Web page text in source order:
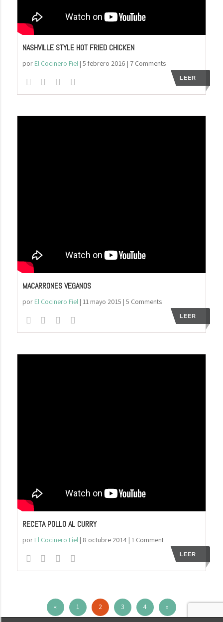
NASHVILLE STYLE HOT FRIED CHICKEN
por El Cocinero Fiel| 5 febrero 2016 | 7 Comments
LEER
MACARRONES VEGANOS
por El Cocinero Fiel| 11 mayo 2015 | 5 Comments
LEER
RECETA POLLO AL CURRY
por El Cocinero Fiel| 8 octubre 2014| 1 Comment
LEER
« 1 2 3 4 »